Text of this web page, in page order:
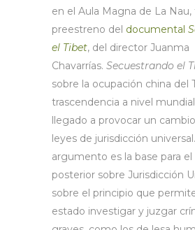
en el Aula Magna de La Nau,
preestreno del documental
el Tibet, del director Juanma
Chavarrías. Secuestrando el
sobre la ocupación china del
trascendencia a nivel
llegado a provocar un
leyes de jurisdicción
argumento es la base para
posterior sobre Jurisdicción
sobre el principio que
estado investigar y juzgar